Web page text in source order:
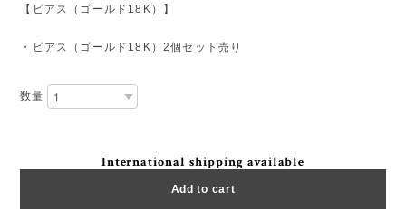
【ピアス（ゴールド18K）】
・ピアス（ゴールド18K）2個セット売り
数量
International shipping available
Add to cart